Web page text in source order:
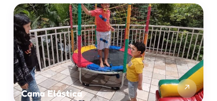
Cama Elástica ↗